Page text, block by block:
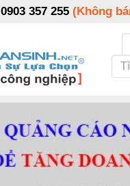
0903 357 255 (Không